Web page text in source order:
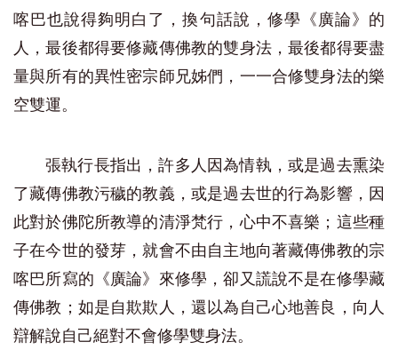
喀巴也說得夠明白了，換句話說，修學《廣論》的
人，最後都得要修藏傳佛教的雙身法，最後都得要盡
量與所有的異性密宗師兄姊們，一一合修雙身法的樂
空雙運。
張執行長指出，許多人因為情執，或是過去熏染
了藏傳佛教污穢的教義，或是過去世的行為影響，因
此對於佛陀所教導的清淨梵行，心中不喜樂；這些種
子在今世的發芽，就會不由自主地向著藏傳佛教的宗
喀巴所寫的《廣論》來修學，卻又謊說不是在修學藏
傳佛教；如是自欺欺人，還以為自己心地善良，向人
辯解說自己絕對不會修學雙身法。